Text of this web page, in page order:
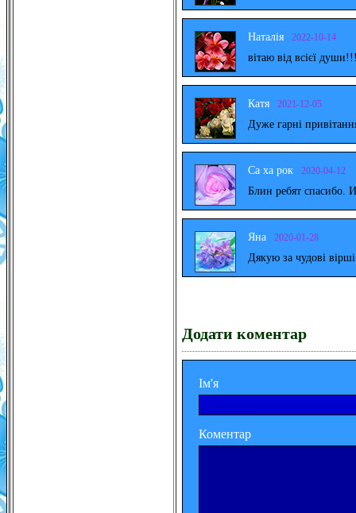
Наталія 2022-10-14
вітаю від всієї
Катя 2021-12-05
Дуже гарні
Са ха рок 2020-04-12
Блин ребят спасибо.
Яна 2020-01-28
Дякую за чудові
Додати коментар
Ім'я
Коментар